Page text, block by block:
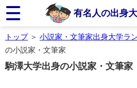
有名人の出身
トップ＞ 小説家・文筆家出身大学ラ
の小説家・文筆家
駒澤大学出身の小説家・文筆家